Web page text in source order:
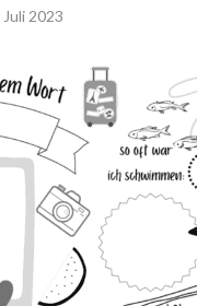
Juli 2023